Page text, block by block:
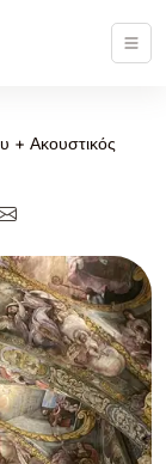
+ Ακουστικός